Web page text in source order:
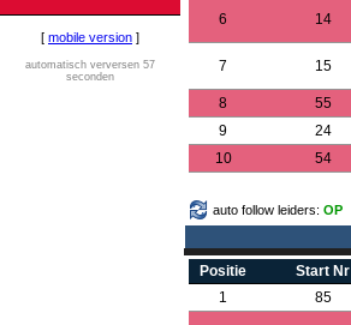
[ mobile version ]
automatisch verversen 57
seconden
6 14
7 15
8 55
9
24
10
54
auto follow leiders: OP
Positie Start Nr
1
85